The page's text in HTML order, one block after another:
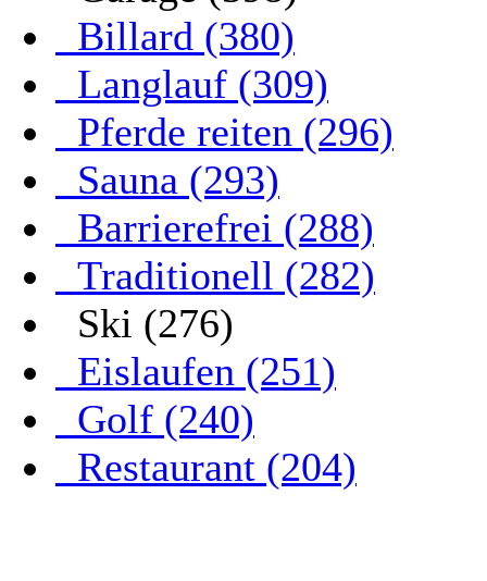
Billard (380)
Langlauf (309)
Pferde reiten (296)
Sauna (293)
Barrierefrei (288)
Traditionell (282)
Ski (276)
Eislaufen (251)
Golf (240)
Restaurant (204)